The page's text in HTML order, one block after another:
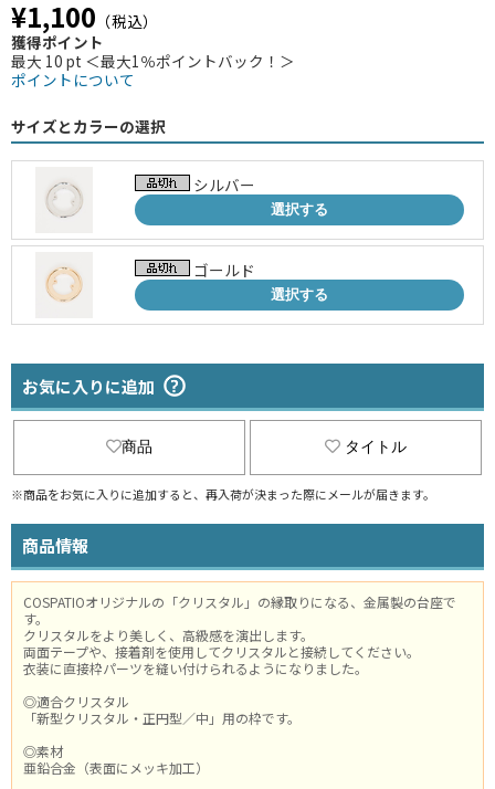
¥1,100 （税込）
獲得ポイント
最大 10 pt ＜最大1％ポイントバック！＞
ポイントについて
サイズとカラーの選択
シルバー
選択する
ゴールド
選択する
お気に入りに追加
商品 タイトル
※商品をお気に入りに追加すると、再入荷が決まった際にメールが届きます。
商品情報
COSPATIOオリジナルの「クリスタル」の縁取りになる、金属製の台座で
す。
クリスタルをより美しく、高級感を演出します。
両面テープや、接着剤を使用してクリスタルと接続してください。
衣装に直接枠パーツを縫い付けられるようになりました。
◎適合クリスタル
「新型クリスタル・正円型／中」用の枠です。
◎素材
亜鉛合金（表面にメッキ加工）